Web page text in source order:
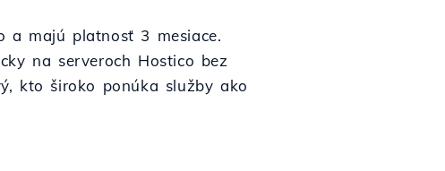
a majú platnosť 3 mesiace.
na serveroch Hostico bez
kto široko ponúka služby ako